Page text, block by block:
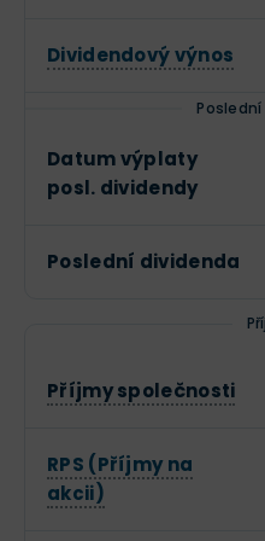
Dividendový výnos
Datum výplaty
posl. dividendy
Poslední dividenda
Příjmy společnosti
RPS (Příjmy na
akcii)